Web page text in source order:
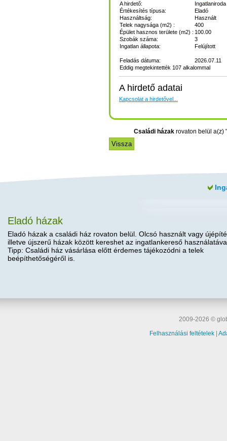
A hirdető:
Értékesítés típusa:
Eladó
Használtság:
Használt
Telek nagysága (m2) :
400
Épület hasznos területe (m2) : 100.00
Szobák száma:
3
Ingatlan állapota:
Felújított
Feladás dátuma:
2026.07.11
Eddig megtekintették 107 alkalommal
A hirdető adatai
Kapcsolat a hirdetővel...
Családi házak rovaton belül a(z) "
Eladó házak
Eladó házak a családi ház rovaton belül. Olcsó használt vagy
illetve újszerű házak között kereshet az ingatlankereső
Tipp: Családi ház vásárlása előtt érdemes tájékozódni a telek
beépíthetőségéről is.
2009-2026 ©
Felhasználási feltételek